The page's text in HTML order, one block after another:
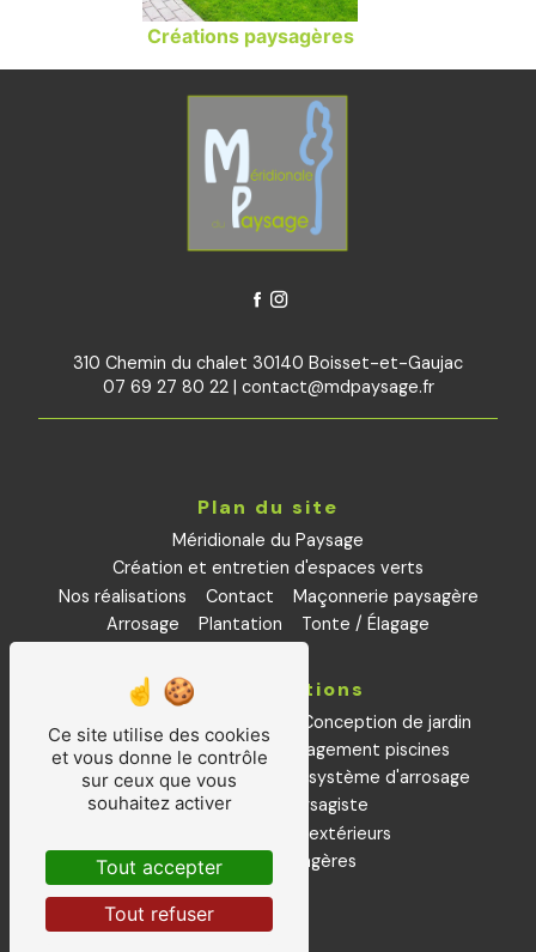
Créations paysagères
310 Chemin du chalet 30140 Boisset-et-Gaujac
07 69 27 80 22| contact@mdpaysage.fr
Plan du site
Méridionale du Paysage
Création et entretien d'espaces verts
Nos réalisations
Contact
Maçonnerie paysagère
Arrosage
Plantation Tonte / Élagage
Nos prestations
Conception de jardin
Petite maçonnerie
aménagement piscines
Installation et remplacement système d'arrosage
Plantations
Paysagiste
Entretiens espaces extérieurs
Créations paysagères
Ce site utilise des cookies
et vous donne le contrôle
sur ceux que vous
souhaitez activer
Tout accepter
Tout refuser